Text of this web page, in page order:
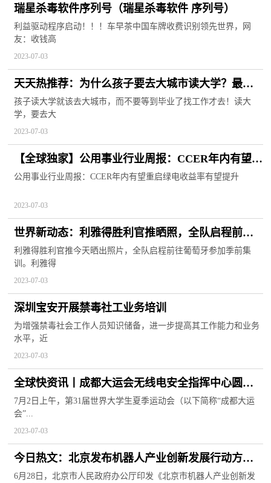
瑞星杀毒软件序列号（瑞星杀毒软件 序列号）
利益驱动程序启动！！！车早茶中国车牌收费识别领先世界，网
友：收钱高
2023-07-03
天天热推荐：为什么孩子要去大城市读大学？最好
的答案在这里！
孩子读大学就该去大城市，而不要等到毕业了找工作才去！读大
学，要去大
2023-07-03
【全球独家】公用事业行业周报：CCER年内有望重
启 绿电收益率有望提升
公用事业行业周报：CCER年内有望重启绿电收益率有望提升
2023-07-03
世界新动态：利雅得胜利官推晒照，全队启程前往
葡萄牙开启季前集训
利雅得胜利官推今天晒出照片，全队启程前往葡萄牙参加季前集
训。利雅得
2023-07-03
深圳宝安开展禁毒社工业务培训
为增强禁毒社会工作人员知识储备，进一步提高其工作能力和业务
水平，近
2023-07-03
全球快资讯丨成都大运会无线电安全指挥中心圆满
完成大运会火炬传递成都站无线电安全保障任务
7月2日上午，第31届世界大学生夏季运动会（以下简称“成都大运
会”...
2023-07-03
今日热文：北京发布机器人产业创新发展行动方案
到2025年核心产业收入达300亿元以上
6月28日，北京市人民政府办公厅印发《北京市机器人产业创新发